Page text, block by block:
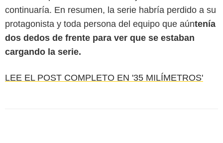
continuaría. En resumen, la serie habría perdido a su
protagonista y toda persona del equipo que aúntenía
dos dedos de frente para ver que se estaban
cargando la serie.
LEE EL POST COMPLETO EN '35 MILÍMETROS'